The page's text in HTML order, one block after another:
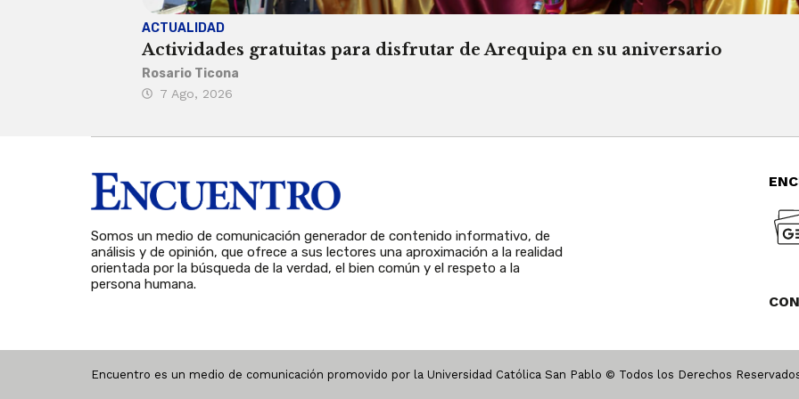
ACTUALIDAD
Actividades gratuitas para disfrutar de Arequipa en su aniversario
Rosario Ticona
7 Ago, 2026
Somos un medio de comunicación generador de contenido informativo, de
análisis y de opinión, que ofrece a sus lectores una aproximación a la realidad
orientada por la búsqueda de la verdad, el bien común y el respeto a la
persona humana.
Encuentro es un medio de comunicación promovido por la Universidad Católica San Pablo © Todos los Derechos